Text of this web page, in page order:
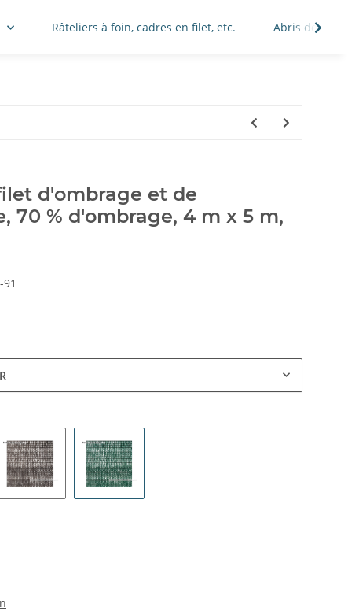
Râteliers à foin, cadres en filet, etc. Abris de
d'ombrage et de
70 % d'ombrage, 4 m x 5 m,